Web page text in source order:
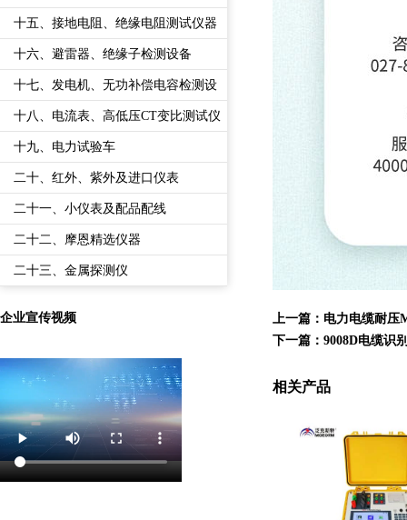
十五、接地电阻、绝缘电阻测试仪器
十六、避雷器、绝缘子检测设备
十七、发电机、无功补偿电容检测设
十八、电流表、高低压CT变比测试仪
十九、电力试验车
二十、红外、紫外及进口仪表
二十一、小仪表及配品配线
二十二、摩恩精选仪器
二十三、金属探测仪
企业宣传视频 上一篇： 电力电缆耐压
下一篇： 9008D电缆识
相关产品